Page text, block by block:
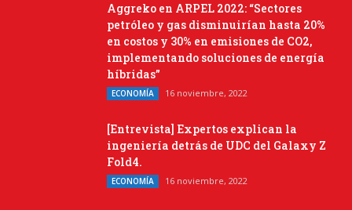
Aggreko en ARPEL 2022: “Sectores
petróleo y gas disminuirían hasta 20%
en costos y 30% en emisiones de CO2,
implementando soluciones de energía
híbridas”
ECONOMÍA 16 noviembre, 2022
[Entrevista] Expertos explican la
ingeniería detrás de UDC del Galaxy Z
Fold4.
ECONOMÍA 16 noviembre, 2022